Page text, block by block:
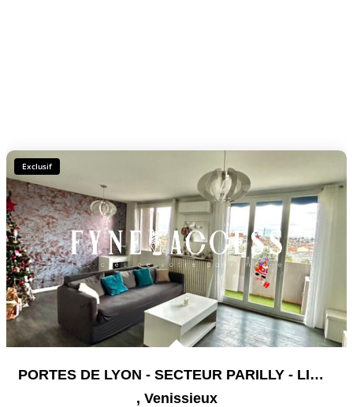
Exclusif
PORTES DE LYON - SECTEUR PARILLY - LIMITE LYON 8 -...
, Venissieux